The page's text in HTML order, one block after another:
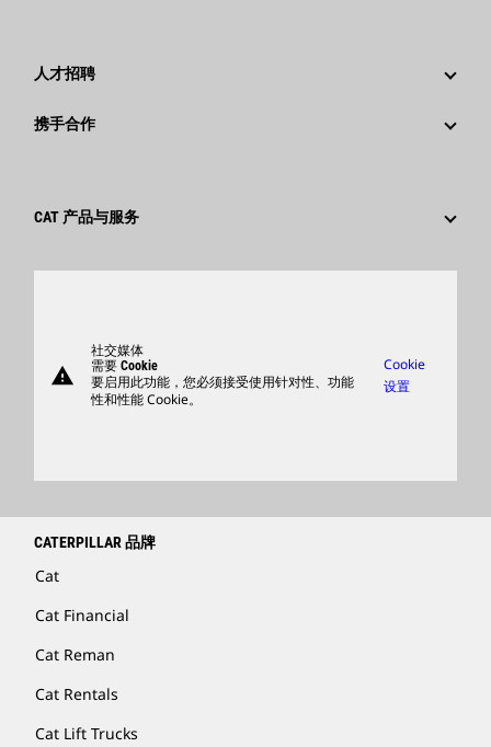
卡特彼勒 基金会
行为准则
创新
社交媒体
人才招聘
为什么选择卡特彼勒？
搜索和申请
携手合作
CAT 产品与服务
商品warning
社交媒体
需要 Cookie
要启用此功能，您必须接受使用针对性、功能
性和性能 Cookie。
Cookie
设置
CATERPILLAR 品牌
Cat
Cat Financial
Cat Reman
Cat Rentals
Cat Lift Trucks